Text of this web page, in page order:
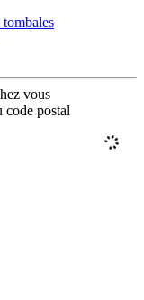
vous
code postal